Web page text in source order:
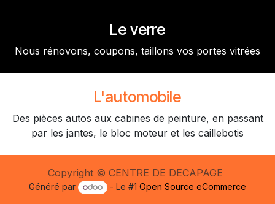
Le verre
Nous rénovons, coupons, taillons vos portes vitrées
L'automobile
Des pièces autos aux cabines de peinture, en passant
par les jantes, le bloc moteur et les caillebotis
Copyright © CENTRE DE DECAPAGE
Généré par - Le #1Open Source eCommerce